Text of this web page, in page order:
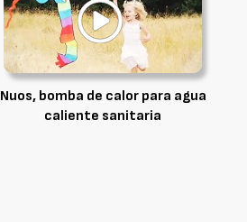
Nuos, bomba de calor para agua
caliente sanitaria